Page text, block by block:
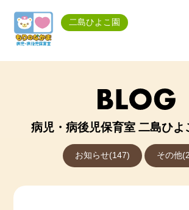
二島ひよこ園
病児・病後児保育室 二島ひよ
お知らせ(147) その他